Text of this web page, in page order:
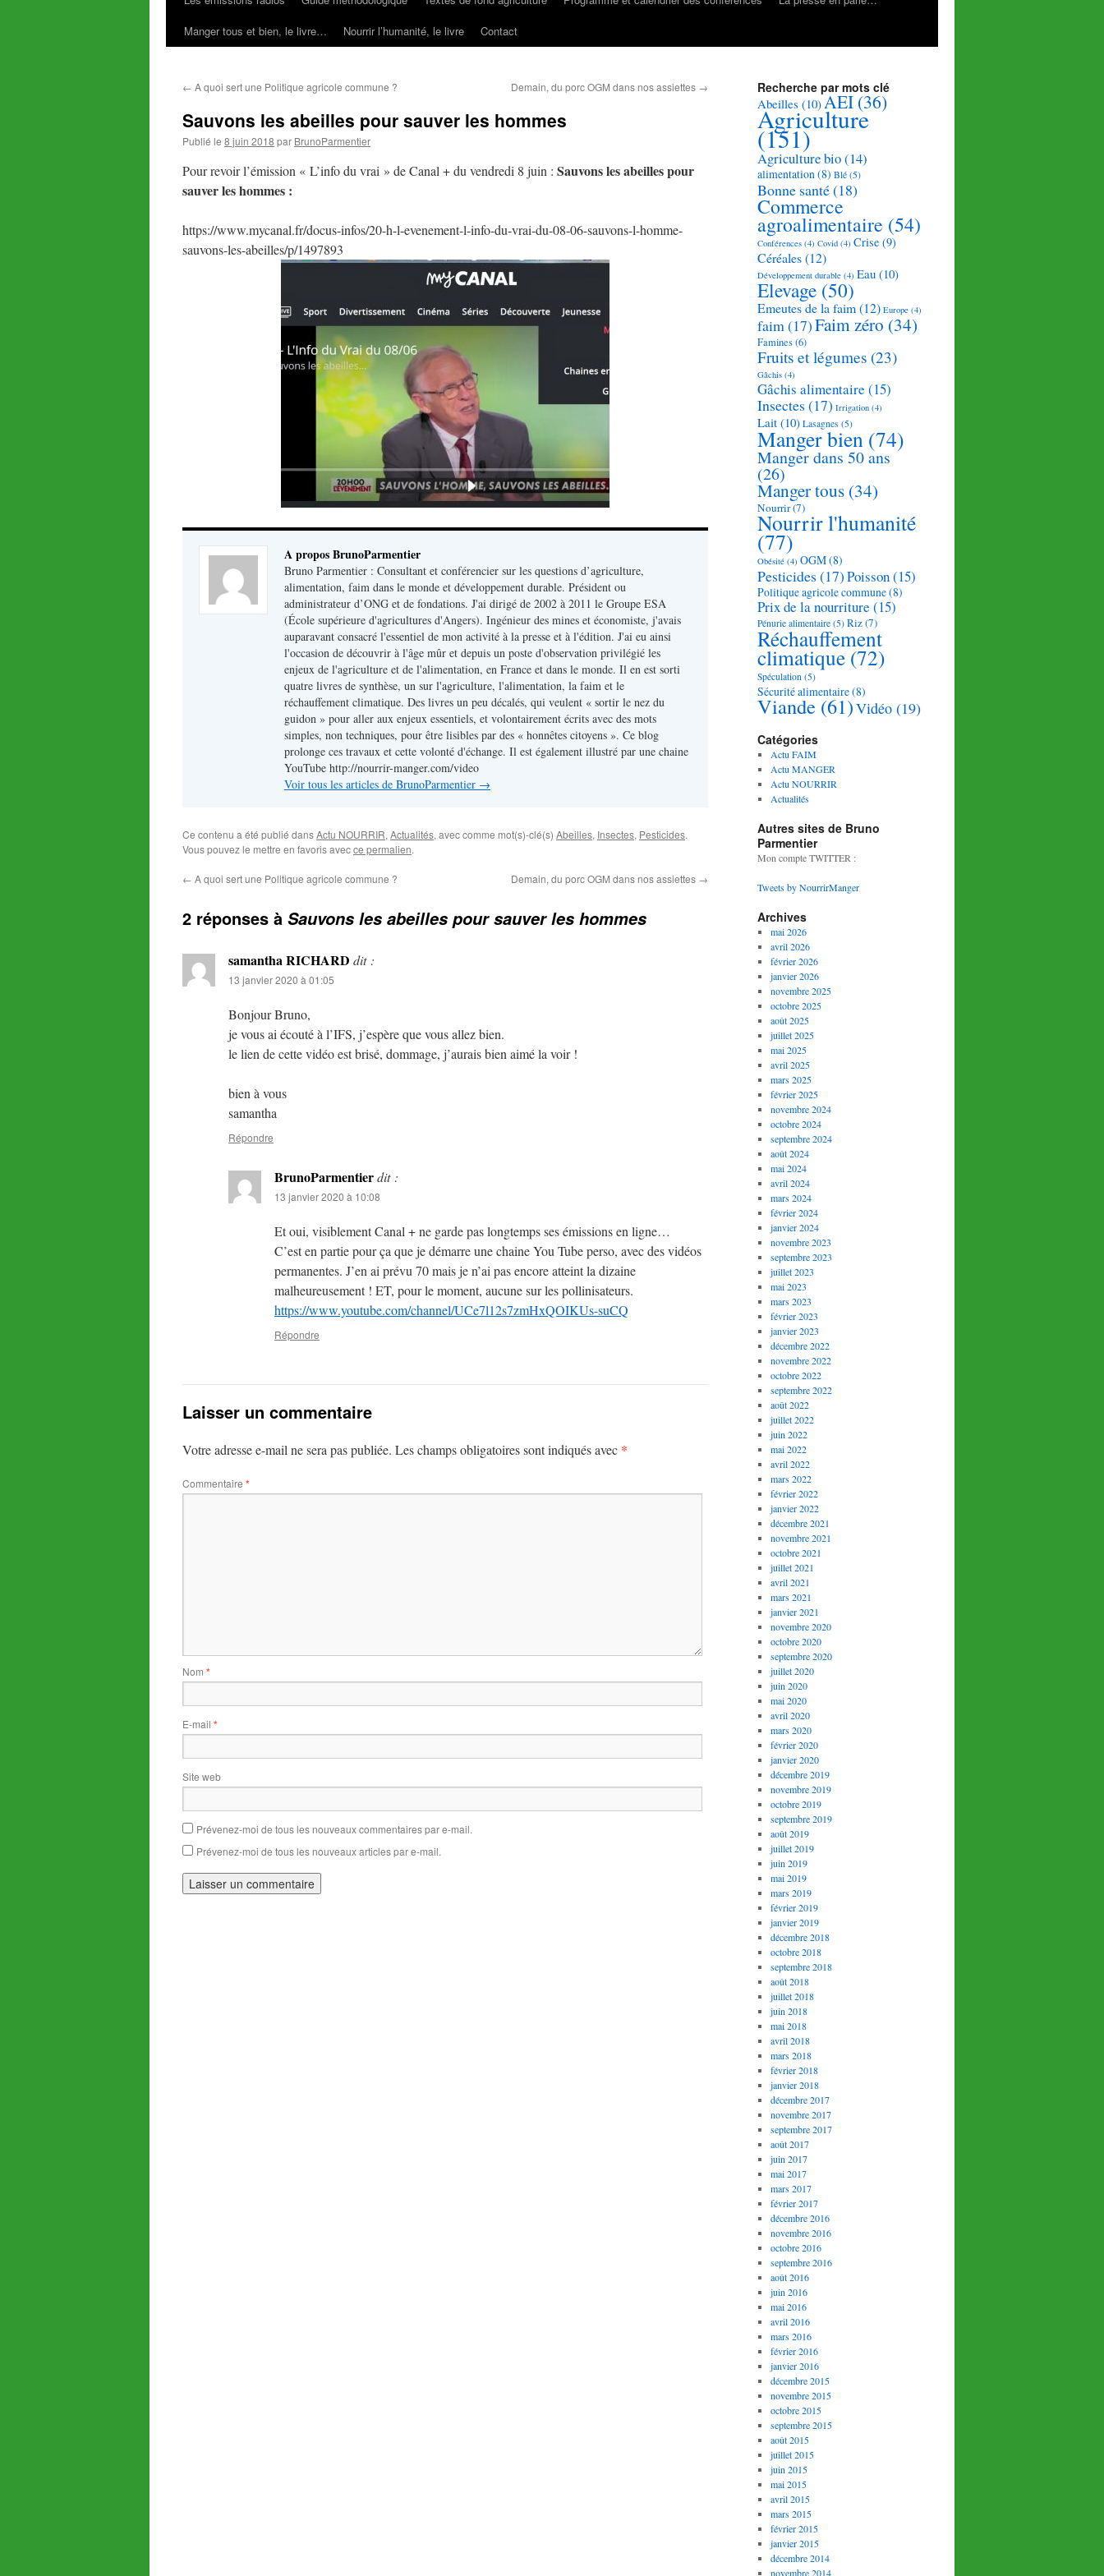
Manger tous et bien, le livre…
Nourrir l’humanité, le livre Contact
← A quoi sert une Politique agricole commune ? Demain, du porc OGM dans nos assiettes →
Sauvons les abeilles pour sauver les hommes
Publié le 8 juin 2018 par BrunoParmentier
Pour revoir l’émission « L’info du vrai » de Canal + du vendredi 8 juin : Sauvons les abeilles pour
sauver les hommes :
https://www.mycanal.fr/docus-infos/20-h-l-evenement-l-info-du-vrai-du-08-06-sauvons-l-homme-
sauvons-les-abeilles/p/1497893
A propos BrunoParmentier
Bruno Parmentier : Consultant et conférencier sur les questions d’agriculture,
alimentation, faim dans le monde et développement durable. Président ou
administrateur d’ONG et de fondations. J'ai dirigé de 2002 à 2011 le Groupe ESA
(École supérieure d'agricultures d'Angers). Ingénieur des mines et économiste, j'avais
auparavant consacré l'essentiel de mon activité à la presse et à l'édition. J'ai eu ainsi
l'occasion de découvrir à l'âge mûr et depuis un poste d'observation privilégié les
enjeux de l'agriculture et de l'alimentation, en France et dans le monde. Il en est sorti
quatre livres de synthèse, un sur l'agriculture, l'alimentation, la faim et le
réchauffement climatique. Des livres un peu décalés, qui veulent « sortir le nez du
guidon » pour aller aux enjeux essentiels, et volontairement écrits avec des mots
simples, non techniques, pour être lisibles par des « honnêtes citoyens ». Ce blog
prolonge ces travaux et cette volonté d'échange. Il est également illustré par une chaine
YouTube http://nourrir-manger.com/video
Voir tous les articles de BrunoParmentier →
Ce contenu a été publié dansActu NOURRIR, Actualités, avec comme mot(s)-clé(s) Abeilles, Insectes, Pesticides.
Vous pouvez le mettre en favoris avecce permalien.
← A quoi sert une Politique agricole commune ? Demain, du porc OGM dans nos assiettes →
2 réponses à Sauvons les abeilles pour sauver les hommes
samantha RICHARD dit :
13 janvier 2020 à 01:05
Bonjour Bruno,
je vous ai écouté à l’IFS, j’espère que vous allez bien.
le lien de cette vidéo est brisé, dommage, j’aurais bien aimé la voir !
bien à vous
samantha
Répondre
BrunoParmentierdit :
13 janvier 2020 à 10:08
Et oui, visiblement Canal + ne garde pas longtemps ses émissions en ligne…
C’est en partie pour ça que je démarre une chaine You Tube perso, avec des vidéos
permanentes. J’en ai prévu 70 mais je n’ai pas encore atteint la dizaine
malheureusement ! ET, pour le moment, aucune sur les pollinisateurs.
https://www.youtube.com/channel/UCe7l12s7zmHxQOIKUs-suCQ
Répondre
Laisser un commentaire
Votre adresse e-mail ne sera pas publiée. Les champs obligatoires sont indiqués avec *
Commentaire *
Nom *
E-mail *
Site web
Prévenez-moi de tous les nouveaux commentaires par e-mail.
Prévenez-moi de tous les nouveaux articles par e-mail.
Recherche par mots clé
Abeilles (10)AEI (36)
Agriculture
(151)
Agriculture bio(14)
alimentation(8) Blé (5)
Bonne santé(18)
Commerce
agroalimentaire (54)
Conférences (4) Covid (4) Crise (9)
Céréales(12)
Développement durable (4) Eau (10)
Elevage (50)
Emeutes de la faim(12) Europe (4)
faim(17)Faim zéro (34)
Famines(6)
Fruits et légumes (23)
Gâchis (4)
Gâchis alimentaire (15)
Insectes (17) Irrigation (4)
Lait (10) Lasagnes (5)
Manger bien (74)
Manger dans 50 ans
(26)
Manger tous (34)
Nourrir(7)
Nourrir l'humanité
(77)
Obésité (4) OGM(8)
Pesticides (17)Poisson(15)
Politique agricole commune(8)
Prix de la nourriture (15)
Pénurie alimentaire (5) Riz(7)
Réchauffement
climatique (72)
Spéculation (5)
Sécurité alimentaire(8)
Viande (61)Vidéo (19)
Catégories
Actu FAIM
Actu MANGER
Actu NOURRIR
Actualités
Autres sites de Bruno
Parmentier
Mon compte TWITTER :
Tweets by NourrirManger
Archives
mai 2026
avril 2026
février 2026
janvier 2026
novembre 2025
octobre 2025
août 2025
juillet 2025
mai 2025
avril 2025
mars 2025
février 2025
novembre 2024
octobre 2024
septembre 2024
août 2024
mai 2024
avril 2024
mars 2024
février 2024
janvier 2024
novembre 2023
septembre 2023
juillet 2023
mai 2023
mars 2023
février 2023
janvier 2023
décembre 2022
novembre 2022
octobre 2022
septembre 2022
août 2022
juillet 2022
juin 2022
mai 2022
avril 2022
mars 2022
février 2022
janvier 2022
décembre 2021
novembre 2021
octobre 2021
juillet 2021
avril 2021
mars 2021
janvier 2021
novembre 2020
octobre 2020
septembre 2020
juillet 2020
juin 2020
mai 2020
avril 2020
mars 2020
février 2020
janvier 2020
décembre 2019
novembre 2019
octobre 2019
septembre 2019
août 2019
juillet 2019
juin 2019
mai 2019
mars 2019
février 2019
janvier 2019
décembre 2018
octobre 2018
septembre 2018
août 2018
juillet 2018
juin 2018
mai 2018
avril 2018
mars 2018
février 2018
janvier 2018
décembre 2017
novembre 2017
septembre 2017
août 2017
juin 2017
mai 2017
mars 2017
février 2017
décembre 2016
novembre 2016
octobre 2016
septembre 2016
août 2016
juin 2016
mai 2016
avril 2016
mars 2016
février 2016
janvier 2016
décembre 2015
novembre 2015
octobre 2015
septembre 2015
août 2015
juillet 2015
juin 2015
mai 2015
avril 2015
mars 2015
février 2015
janvier 2015
décembre 2014
novembre 2014